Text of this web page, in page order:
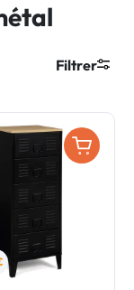
Filtrer